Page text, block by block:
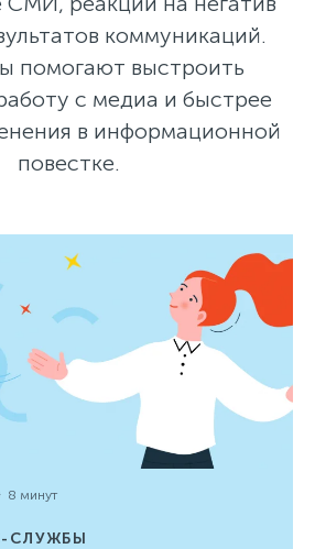
коммуникаций.
помогают выстроить
с медиа и быстрее
в информационной
повестке.
8 минут
СЛУЖБЫ